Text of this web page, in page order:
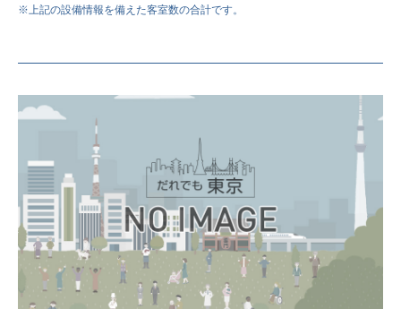
※上記の設備情報を備えた客室数の合計です。